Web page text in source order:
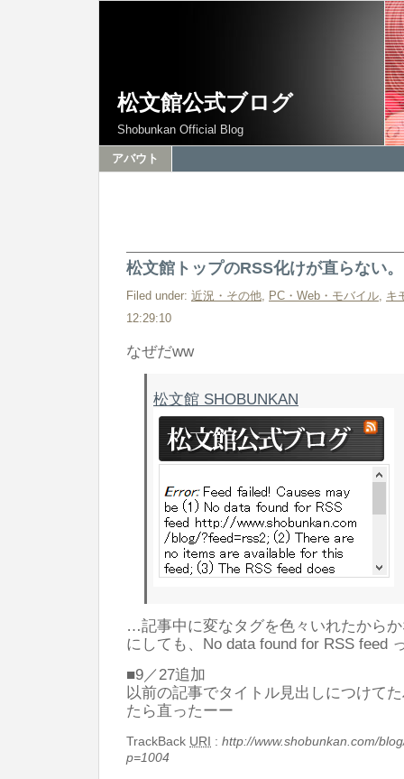
松文館公式ブログ
Shobunkan Official Blog
アバウト
松文館トップのRSS化けが直らない
Filed under: 近況・その他, PC・Web・モバイル, キ
12:29:10
なぜだww
松文館 SHOBUNKAN
…記事中に変なタグを色々いれたから
にしても、No data found for RSS feed
■9／27追加
以前の記事でタイトル見出しにつけて
たら直ったーー
TrackBack URI : http://www.shobunkan.com/
p=1004